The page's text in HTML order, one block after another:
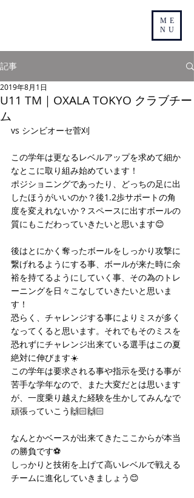
ME
NU
記事
U11 TM｜OXALA TOKYO クラブチー
ム
2019年8月1日
vs シンビオーセ菅刈
この学年は更なるレベルアップを求めて細か
なとこに取り組み始めています！
ポジショニングであったり、どっちの足に出
したほうがいいのか？後1.2歩サポートの角
度を変えれないか？スペースに出すボールの
質にもこだわっていきたいと思います😊
後はとにかく奪ったボールをしっかり攻撃に
繋げれるようにする事、ボールが来た時に余
裕を持てるようにしていく事、その為のトレ
ーニングを日々こなしていきたいと思いま
す！
恐らく、チャレンジする事によりミスが多く
なってくると思います。それでもそのミスを
恐れずにチャレンジ出来ている選手はこの夏
絶対に伸びます☀️
この学年は要求される事や指示を受ける事が
苦手な学年なので、また大変だとは思います
が、一度乗り越えた経験を生かしてみんなで
頑張っていこう🙌🏻🙌🏻
なんとかベースが出来てきたここからが本当
の勝負です⚽️
しっかりと技術を上げて高いレベルで戦える
チームに進化していきましょう😊